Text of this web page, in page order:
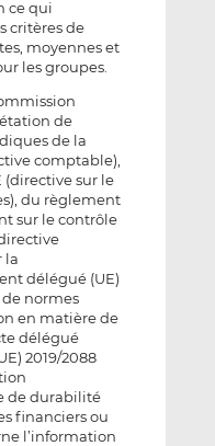
ce qui
critères de
moyennes et
les groupes.
de
de la
comptable),
(directive sur le
du règlement
sur le contrôle
la
délégué (UE)
de normes
en matière de
délégué
2019/2088
de durabilité
financiers ou
l’information